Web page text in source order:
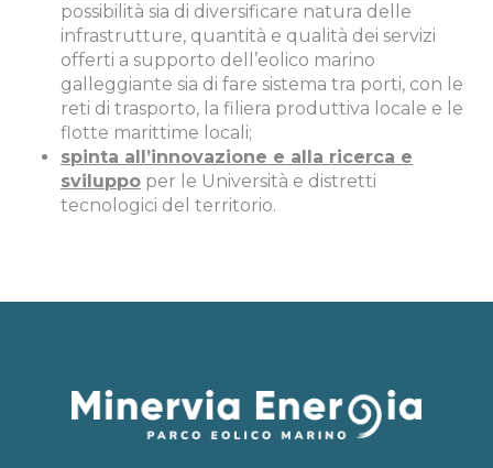
possibilità sia di diversificare natura delle
infrastrutture, quantità e qualità dei servizi
offerti a supporto dell’eolico marino
galleggiante sia di fare sistema tra porti, con le
reti di trasporto, la filiera produttiva locale e le
flotte marittime locali;
spinta all’innovazione e alla ricerca e
sviluppo per le Università e distretti
tecnologici del territorio.